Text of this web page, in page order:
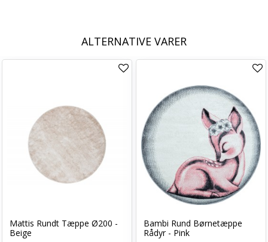
ALTERNATIVE VARER
Mattis Rundt Tæppe Ø200 -
Beige
Bambi Rund Børnetæppe
Rådyr - Pink